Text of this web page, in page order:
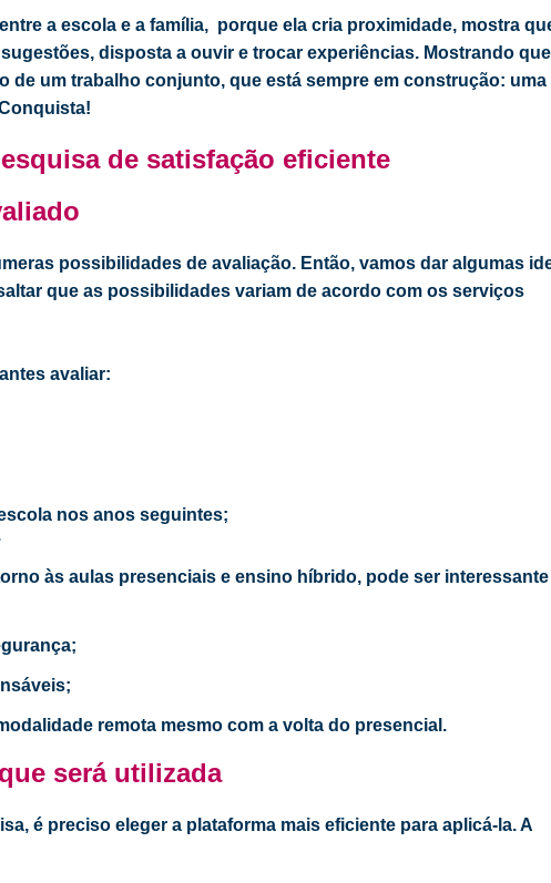
a escola e a família, porque ela cria proximidade, mostra
disposta a ouvir e trocar experiências. Mostrando
de um trabalho conjunto, que está sempre em construção: uma
!
de satisfação eficiente
possibilidades de avaliação. Então, vamos dar algumas
que as possibilidades variam de acordo com os serviços
avaliar:
nos anos seguintes;
às aulas presenciais e ensino híbrido, pode ser interessante
remota mesmo com a volta do presencial.
será utilizada
é preciso eleger a plataforma mais eficiente para aplicá-la. A